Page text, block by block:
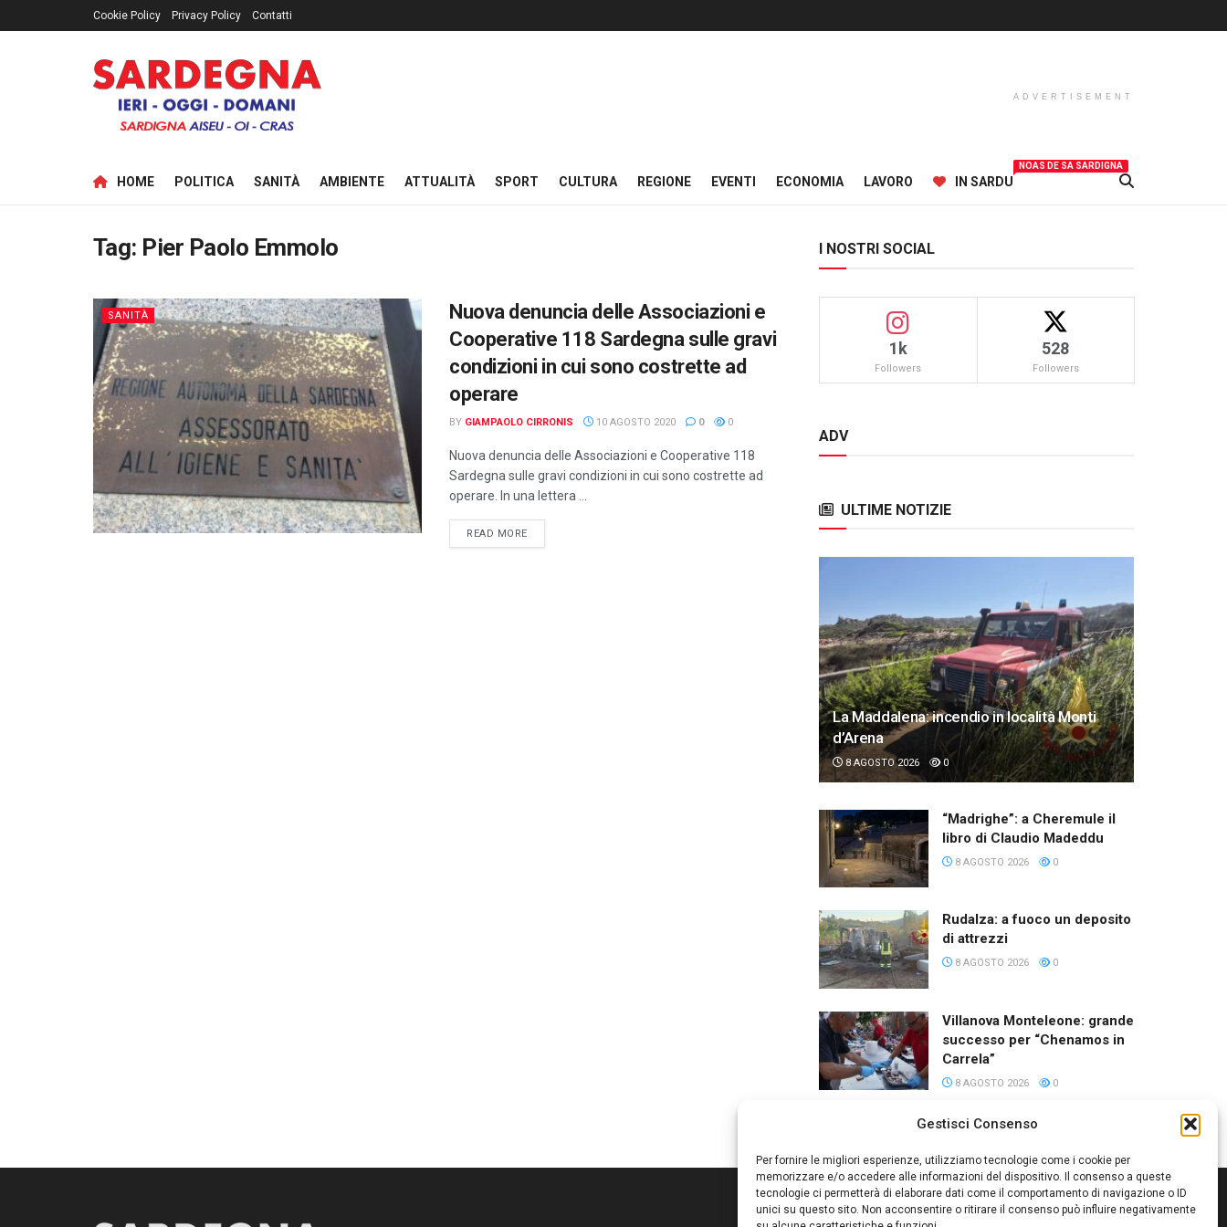
Gestisci Consenso
Per fornire le migliori esperienze, utilizziamo tecnologie come i cookie per
memorizzare e/o accedere alle informazioni del dispositivo. Il consenso a queste
tecnologie ci permetterà di elaborare dati come il comportamento di navigazione o ID
unici su questo sito. Non acconsentire o ritirare il consenso può influire negativamente
Cookie Policy Privacy Policy Contatti
ADVERTISEMENT
HOME POLITICA SANITÀ AMBIENTE ATTUALITÀ SPORT CULTURA REGIONE EVENTI ECONOMIA LAVORO IN SARDU
NOAS DE SA SARDIGNA
Tag: Pier Paolo Emmolo
SANITÀ
Nuova denuncia delle Associazioni e
Cooperative 118 Sardegna sulle gravi
condizioni in cui sono costrette ad
operare
BY GIAMPAOLO CIRRONIS 10 AGOSTO 2020 0 0
Nuova denuncia delle Associazioni e Cooperative 118
Sardegna sulle gravi condizioni in cui sono costrette ad
operare. In una lettera ...
READ MOREDETAILS
I NOSTRI SOCIAL
1k
Followers
528
Followers
ADV
ULTIME NOTIZIE
La Maddalena: incendio in località Monti
d’Arena
8 AGOSTO 2026 0
“Madrighe”: a Cheremule il
libro di Claudio Madeddu
8 AGOSTO 2026 0
Rudalza: a fuoco un deposito
di attrezzi
8 AGOSTO 2026 0
Villanova Monteleone: grande
successo per “Chenamos in
Carrela”
8 AGOSTO 2026 0